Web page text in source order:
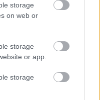
storage
on web or
storage
or app.
storage
a magyar
megfelelő vízió.